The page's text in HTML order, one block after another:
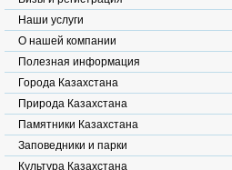
Наши услуги
О нашей компании
Полезная информация
Города Казахстана
Природа Казахстана
Памятники Казахстана
Заповедники и парки
Культура Казахстана